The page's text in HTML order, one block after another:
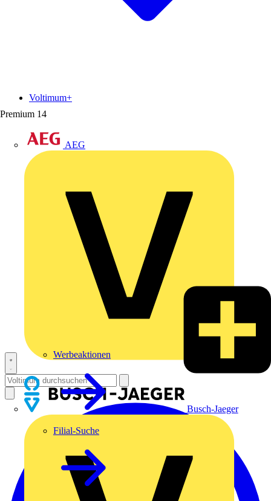
Premium 14
AEG
Busch-Jaeger
Voltimum+
Werbeaktionen
Filial-Suche